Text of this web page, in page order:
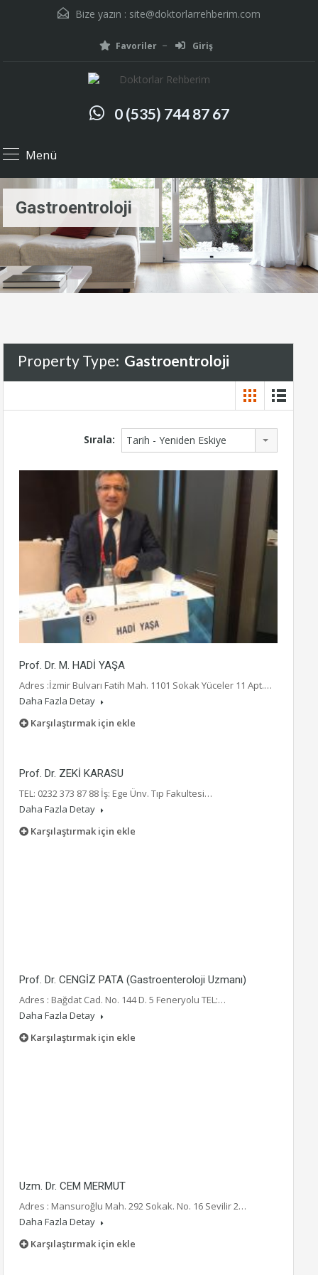
Bize yazın : site@doktorlarrehberim.com
Favoriler Giriş
0 (535) 744 87 67
Menü
Gastroentroloji
Property Type: Gastroentroloji
Sırala: Tarih - Yeniden Eskiye
Prof. Dr. M. HADİ YAŞA
Adres :İzmir Bulvarı Fatih Mah. 1101 Sokak Yüceler 11 Apt.…
Daha Fazla Detay
Karşılaştırmak için ekle
Prof. Dr. ZEKİ KARASU
TEL: 0232 373 87 88 İş: Ege Ünv. Tıp Fakultesi…
Daha Fazla Detay
Karşılaştırmak için ekle
Prof. Dr. CENGİZ PATA (Gastroenteroloji Uzmanı)
Adres : Bağdat Cad. No. 144 D. 5 Feneryolu TEL:…
Daha Fazla Detay
Karşılaştırmak için ekle
Uzm. Dr. CEM MERMUT
Adres : Mansuroğlu Mah. 292 Sokak. No. 16 Sevilir 2…
Daha Fazla Detay
Karşılaştırmak için ekle